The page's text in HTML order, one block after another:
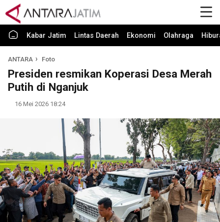
Kabar Jatim Lintas Daerah Ekonomi Olahraga
ANTARA Foto
Presiden resmikan Koperasi Desa Merah
Putih di Nganjuk
16 Mei 2026 18:24